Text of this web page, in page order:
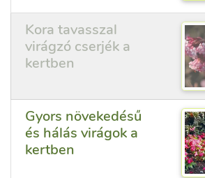
Kora tavasszal
virágzó cserjék a
kertben
Gyors növekedésű
és hálás virágok a
kertben